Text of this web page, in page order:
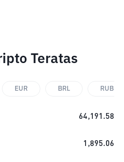
Teratas
EUR BRL RUB
64,191.58
1,895.06